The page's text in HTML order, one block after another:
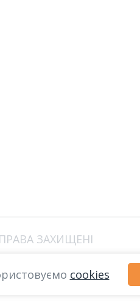
ЗАХИЩЕНІ
cookies